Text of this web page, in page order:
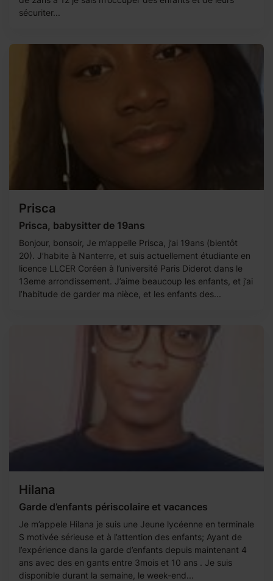
sécuriter...
Prisca
Prisca, babysitter de 19ans
Bonjour, bonsoir, Je m’appelle Prisca, j’ai 19ans (bientôt
20). J’habite à Nanterre, et suis actuellement étudiante en
licence LLCER Coréen à l’université Paris Diderot dans le
13eme arrondissement. J’aime beaucoup les enfants, et j’ai
l’habitude de garder ma nièce, et les enfants des...
Hilana
Garde d’enfants périscolaire et vacances
Je m’appele Hilana je suis une Jeune lycéenne en terminale
S motivée sérieuse et à l’attention des enfants; Ayant de
l’expérience dans la garde d’enfants depuis maintenant 4
ans avec des en gants entre 3mois et 10 ans . Je suis
disponible durant la semaine, le week-end...